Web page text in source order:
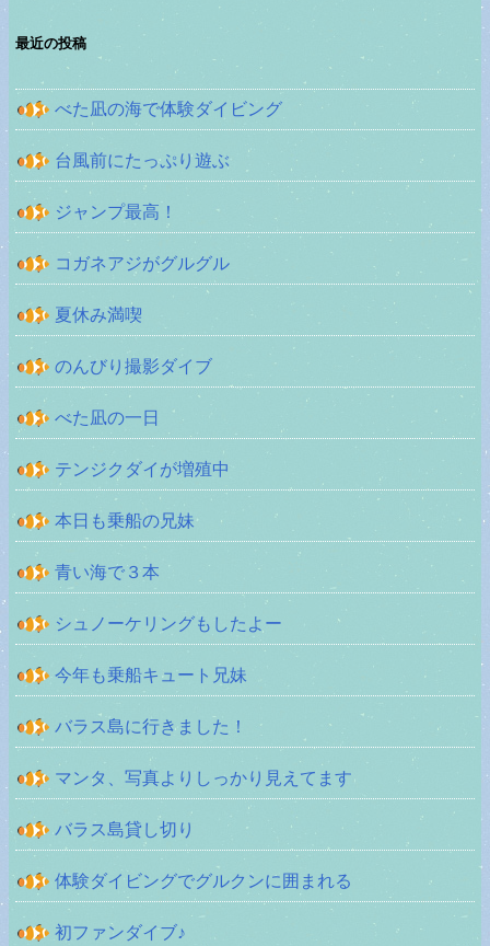
最近の投稿
べた凪の海で体験ダイビング
台風前にたっぷり遊ぶ
ジャンプ最高！
コガネアジがグルグル
夏休み満喫
のんびり撮影ダイブ
べた凪の一日
テンジクダイが増殖中
本日も乗船の兄妹
青い海で３本
シュノーケリングもしたよー
今年も乗船キュート兄妹
バラス島に行きました！
マンタ、写真よりしっかり見えてます
バラス島貸し切り
体験ダイビングでグルクンに囲まれる
初ファンダイブ♪